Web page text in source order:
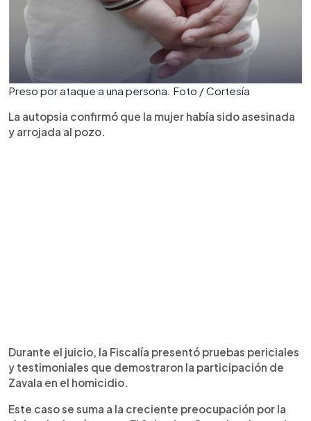
Preso por ataque a una persona. Foto / Cortesía
La autopsia confirmó que la mujer había sido asesinada
y arrojada al pozo.
Durante el juicio, la Fiscalía presentó pruebas periciales
y testimoniales que demostraron la participación de
Zavala en el homicidio.
Este caso se suma a la creciente preocupación por la